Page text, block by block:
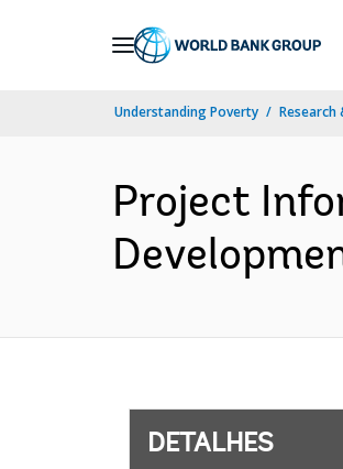
Understanding Poverty Research
Project
DETALHES